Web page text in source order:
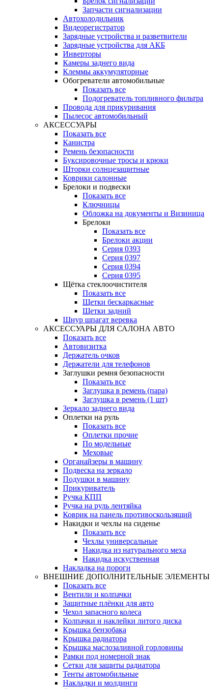
Запчасти сигнализации
Автохолодильник
Видеорегистратор
Зарядные устройства и разветвители
Зарядные устройства для АКБ
Инверторы
Камеры заднего вида
Клеммы аккумуляторные
Обогреватели автомобильные
Показать все
Подогреватель топливного фильтра
Провода для прикуривания
Пылесос автомобильный
АКСЕССУАРЫ
Показать все
Канистра
Ремень безопасности
Буксировочные тросы и крюки
Шторки солнцезащитные
Коврики салонные
Брелоки и подвески
Показать все
Ключницы
Обложка на документы и Визиница
Брелоки
Показать все
Брелоки акции
Серия 0393
Серия 0397
Серия 0394
Серия 0395
Щётка стеклоочистителя
Показать все
Щетки бескаркасные
Щетки задний
Шнур шпагат веревка
АКСЕССУАРЫ ДЛЯ САЛОНА АВТО
Показать все
Автовизитка
Держатель очков
Держатели для телефонов
Заглушки ремня безопасности
Показать все
Заглушка в ремень (пара)
Заглушка в ремень (1 шт)
Зеркало заднего вида
Оплетки на руль
Показать все
Оплетки прочиe
По модельные
Меховые
Органайзеры в машину
Подвеска на зеркало
Подушки в машину
Прикуриватель
Ручка КПП
Ручка на руль лентяйка
Коврик на панель противоскользящий
Накидки и чехлы на сиденье
Показать все
Чехлы универсальные
Накидка из натурального меха
Накидка искуственная
Накладка на пороги
ВНЕШНИЕ ДОПОЛНИТЕЛЬНЫЕ ЭЛЕМЕНТЫ
Показать все
Вентили и колпачки
Защитные плёнки для авто
Чехол запасного колеса
Колпачки и наклейки литого диска
Крышка бензобака
Крышка радиатора
Крышка маслозаливной горловины
Рамки под номерной знак
Сетки для защиты радиатора
Тенты автомобильные
Накладки и молдинги